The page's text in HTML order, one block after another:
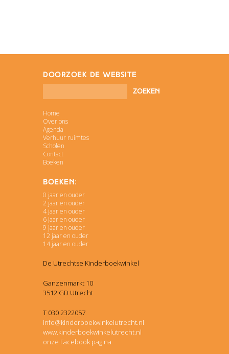
doorzoek de website
Home
Over ons
Agenda
Verhuur ruimtes
Scholen
Contact
Boeken
Boeken:
0 jaar en ouder
2 jaar en ouder
4 jaar en ouder
6 jaar en ouder
9 jaar en ouder
12 jaar en ouder
14 jaar en ouder
De Utrechtse Kinderboekwinkel
Ganzenmarkt 10
3512 GD Utrecht
T 030 2322057
info@kinderboekwinkelutrecht.nl
www.kinderboekwinkelutrecht.nl
onze Facebook pagina